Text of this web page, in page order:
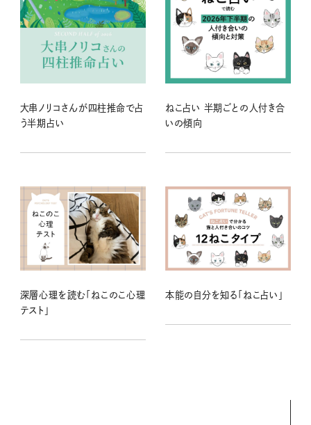
大串ノリコさんが四柱推命で占
う半期占い
ねこ占い 半期ごとの人付き合
いの傾向
深層心理を読む「ねこのこ心理
テスト」
本能の自分を知る「ねこ占い」